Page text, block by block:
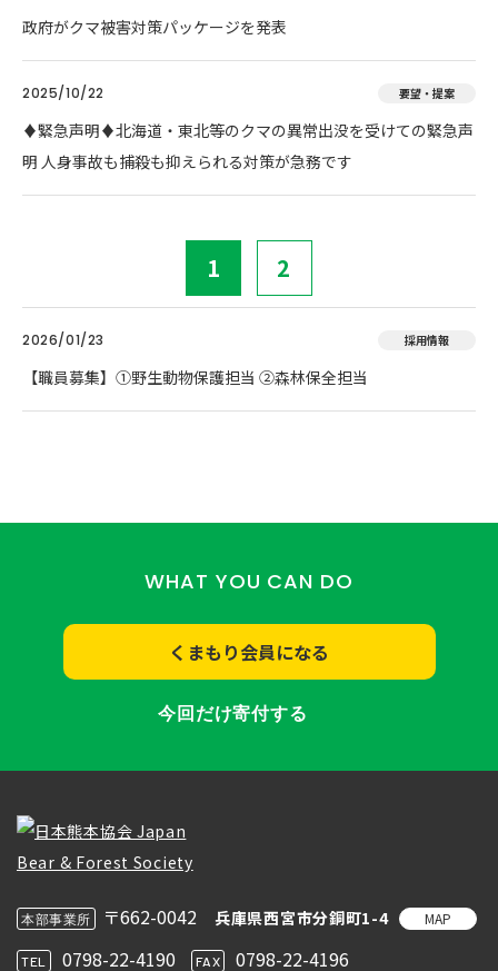
政府がクマ被害対策パッケージを発表
2025/10/22 要望・提案
♦️緊急声明♦️北海道・東北等のクマの異常出没を受けての緊急声
明 人身事故も捕殺も抑えられる対策が急務です
1 2
2026/01/23 採用情報
【職員募集】①野生動物保護担当 ②森林保全担当
WHAT YOU CAN DO
くまもり会員になる
今回だけ寄付する
本部事業所 〒662-0042 兵庫県西宮市分銅町1-4 MAP
TEL 0798-22-4190 FAX 0798-22-4196